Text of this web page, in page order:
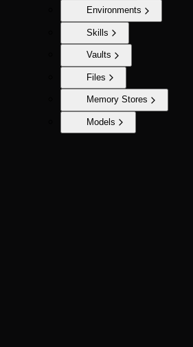
Environments
Skills
Vaults
Files
Memory Stores
Models